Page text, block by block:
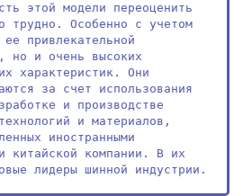
этой модели переоценить
трудно. Особенно с учетом
привлекательной
но и очень высоких
характеристик. Они
за счет использования
и производстве
и материалов,
иностранными
китайской компании. В их
лидеры шинной индустрии.